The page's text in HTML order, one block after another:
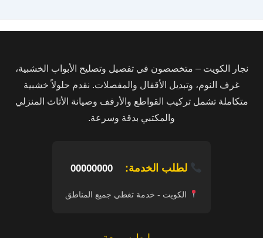
نجار الكويت – متخصصون في تفصيل وتصليح الأبواب الخشبية،
غرف النوم، وتبديل الأقفال والمفصلات. نقدم حلولاً خشبية
متكاملة تشمل تركيب القواطع والأرفف وصيانة الأثاث المنزلي
والمكتبي بدقة وسرعة.
لطلب الخدمة: 00000000
الكويت - خدمة تغطي جميع المناطق